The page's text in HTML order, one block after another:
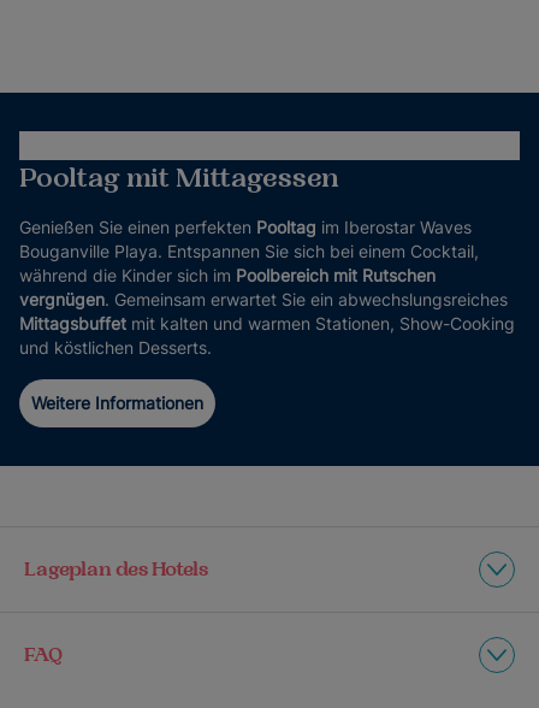
Pooltag mit Mittagessen
Genießen Sie einen perfekten Pooltag im Iberostar Waves
Bouganville Playa. Entspannen Sie sich bei einem Cocktail,
während die Kinder sich im Poolbereich mit Rutschen
vergnügen. Gemeinsam erwartet Sie ein abwechslungsreiches
Mittagsbuffet mit kalten und warmen Stationen, Show-Cooking
und köstlichen Desserts.
Weitere Informationen
Lageplan des Hotels
FAQ